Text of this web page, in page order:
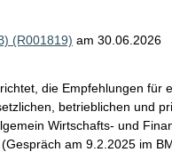
(R001819) am 30.06.2026
die Empfehlungen für
betrieblichen und
Wirtschafts- und
am 9.2.2025 im